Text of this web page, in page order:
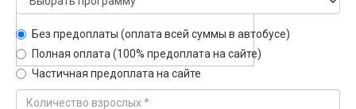
Без предоплаты (оплата всей суммы в автобусе)
Полная оплата (100% предоплата на сайте)
Частичная предоплата на сайте